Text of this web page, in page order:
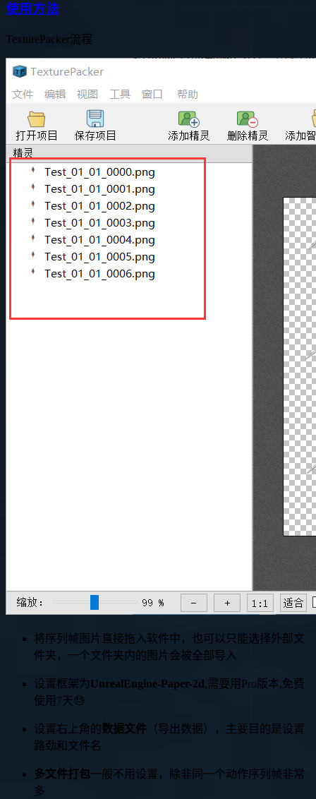
使用方法
TexturePacker流程
将序列帧图片直接拖入软件中，也可以只能选择外部文
件夹，一个文件夹内的图片会被全部导入
设置框架为UnrealEngine-Paper-2d ,需要用Pro版本,免费
使用7天😓
设置右上角的数据文件 （导出数据），主要目的是设置
路劲和文件名
多文件打包一般不用设置，除非同一个动作序列帧非常
多